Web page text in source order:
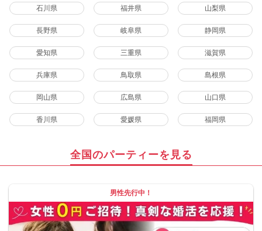
石川県 福井県 山梨県
長野県 岐阜県 静岡県
愛知県 三重県 滋賀県
兵庫県 鳥取県 島根県
岡山県 広島県 山口県
香川県 愛媛県 福岡県
全国のパーティーを見る
男性先行中！